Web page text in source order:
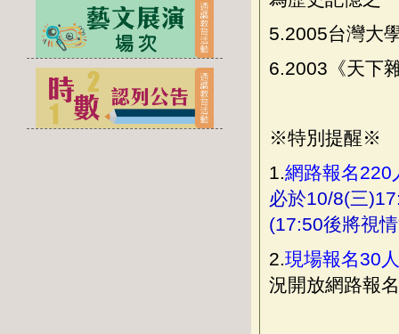
5.2005台灣大
6.2003《天下
※特別提醒※
1.網路報名220
必於10/8(三
(17:50後將視
2.現場報名30人
況開放網路報